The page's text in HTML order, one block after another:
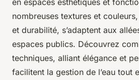
nombreuses textures et
et durabilité, s’adaptent aux
espaces publics. Découvrez
techniques, alliant élégance et
facilitent la gestion de l’eau tout